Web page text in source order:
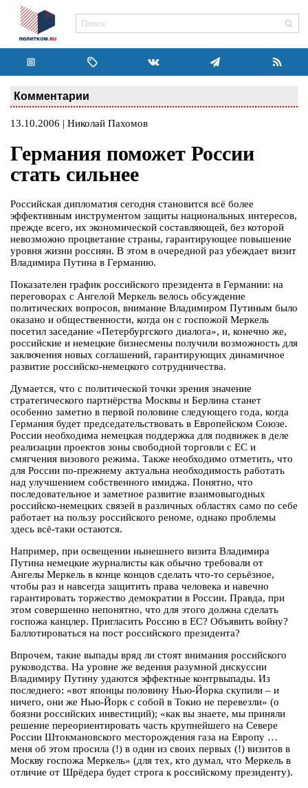
Комментарии
13.10.2006 | Николай Пахомов
Германия поможет России
стать сильнее
Российская дипломатия сегодня становится всё более
эффективным инструментом защиты национальных интересов,
прежде всего, их экономической составляющей, без которой
невозможно процветание страны, гарантирующее повышение
уровня жизни россиян. В этом в очередной раз убеждает визит
Владимира Путина в Германию.
Показателен график российского президента в Германии: на
переговорах с Ангелой Меркель велось обсуждение
политических вопросов, внимание Владимиром Путиным было
оказано и общественности, когда он с госпожой Меркель
посетил заседание «Петербургского диалога», и, конечно же,
российские и немецкие бизнесмены получили возможность для
заключения новых соглашений, гарантирующих динамичное
развитие российско-немецкого сотрудничества.
Думается, что с политической точки зрения значение
стратегического партнёрства Москвы и Берлина станет
особенно заметно в первой половине следующего года, когда
Германия будет председательствовать в Европейском Союзе.
России необходима немецкая поддержка для подвижек в деле
реализации проектов зоны свободной торговли с ЕС и
смягчения визового режима. Также необходимо отметить, что
для России по-прежнему актуальна необходимость работать
над улучшением собственного имиджа. Понятно, что
последовательное и заметное развитие взаимовыгодных
российско-немецких связей в различных областях само по себе
работает на пользу российского реноме, однако проблемы
здесь всё-таки остаются.
Например, при освещении нынешнего визита Владимира
Путина немецкие журналисты как обычно требовали от
Ангелы Меркель в конце концов сделать что-то серьёзное,
чтобы раз и навсегда защитить права человека и навечно
гарантировать торжество демократии в России. Правда, при
этом совершенно непонятно, что для этого должна сделать
госпожа канцлер. Пригласить Россию в ЕС? Объявить войну?
Баллотироваться на пост российского президента?
Впрочем, такие выпады вряд ли стоят внимания российского
руководства. На уровне же ведения разумной дискуссии
Владимиру Путину удаются эффектные контрвыпады. Из
последнего: «вот японцы половину Нью-Йорка скупили – и
ничего, они же Нью-Йорк с собой в Токио не перевезли» (о
боязни российских инвестиций); «как вы знаете, мы приняли
решение переориентировать часть крупнейшего на Севере
России Штокмановского месторождения газа на Европу …
меня об этом просила (!) в один из своих первых (!) визитов в
Москву госпожа Меркель» (для тех, кто думал, что Меркель в
отличие от Шрёдера будет строга к российскому президенту).